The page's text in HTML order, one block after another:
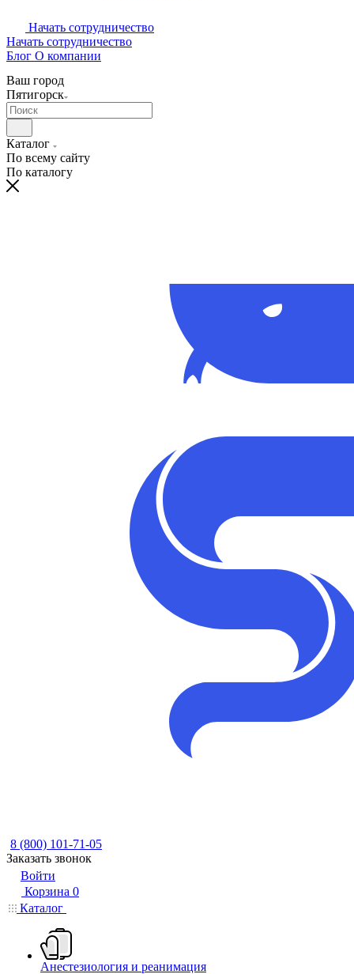
Начать сотрудничество
Начать сотрудничество
Блог О компании
Ваш город
Пятигорск
Каталог
По всему сайту
По каталогу
8 (800) 101-71-05
Заказать звонок
Войти
Корзина 0
Каталог
Анестезиология и реанимация